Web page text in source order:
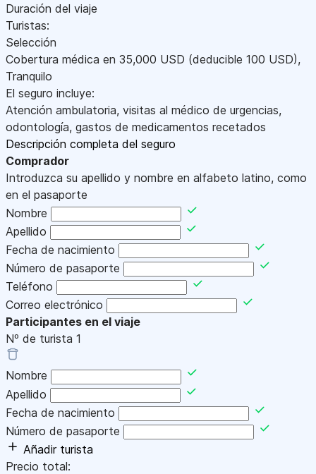
Duración del viaje
Turistas:
Selección
Cobertura médica en 35,000 USD (deducible 100 USD),
Tranquilo
El seguro incluye:
Atención ambulatoria, visitas al médico de urgencias,
odontología, gastos de medicamentos recetados
Descripción completa del seguro
Comprador
Introduzca su apellido y nombre en alfabeto latino, como
en el pasaporte
Nombre
Apellido
Fecha de nacimiento
Número de pasaporte
Teléfono
Correo electrónico
Participantes en el viaje
Nº de turista 1
Nombre
Apellido
Fecha de nacimiento
Número de pasaporte
Añadir turista
Precio total: